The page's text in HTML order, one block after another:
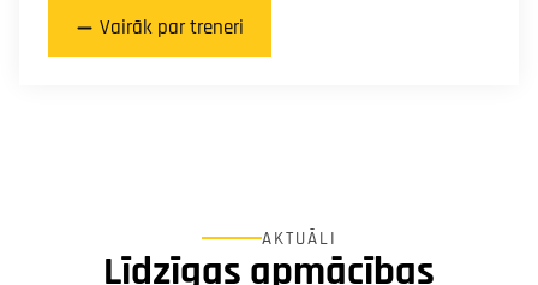
Vairāk par treneri
AKTUĀLI
Līdzīgas apmācības